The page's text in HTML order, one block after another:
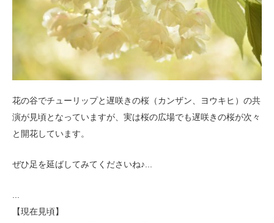
花の谷でチューリップと遅咲きの桜（カンザン、ヨウキヒ）の共
演が見頃となっていますが、実は桜の広場でも遅咲きの桜が次々
と開花しています。
ぜひ足を延ばしてみてくださいね♪...
...
【現在見頃】